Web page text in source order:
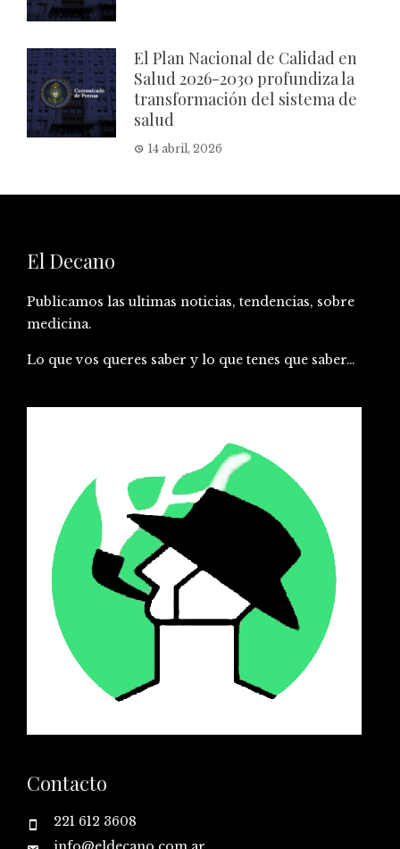
El Plan Nacional de Calidad en
Salud 2026-2030 profundiza la
transformación del sistema de
salud
14 abril, 2026
El Decano
Publicamos las ultimas noticias, tendencias, sobre
medicina.
Lo que vos queres saber y lo que tenes que saber…
Contacto
221 612 3608